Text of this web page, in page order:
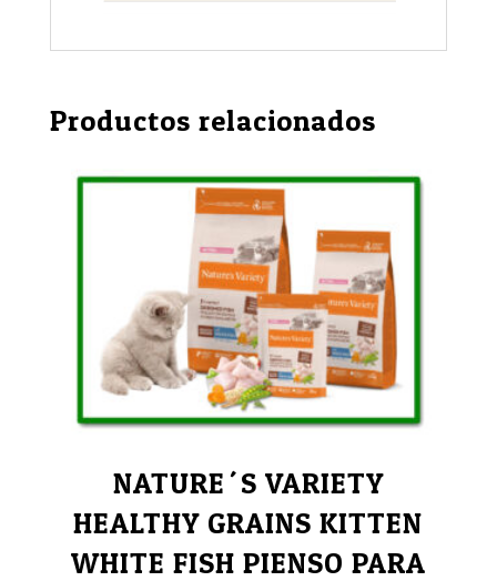
Productos relacionados
NATURE´S VARIETY
HEALTHY GRAINS KITTEN
WHITE FISH PIENSO PARA